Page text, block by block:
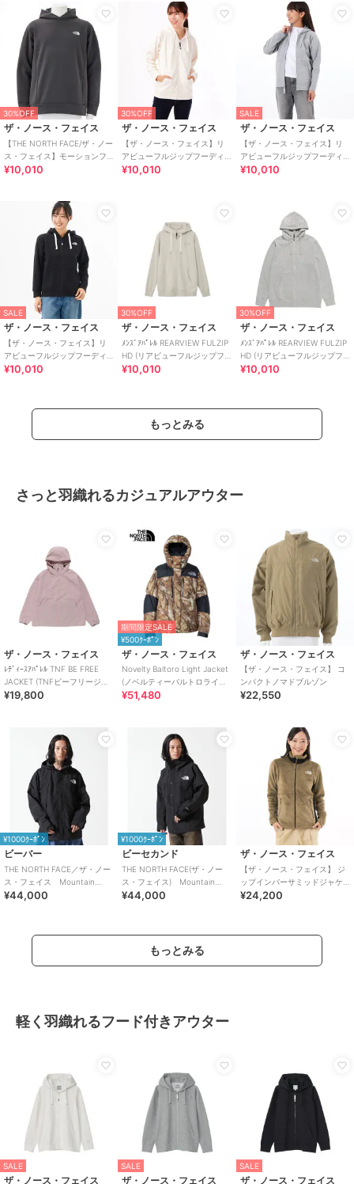
30%OFF
ザ・ノース・フェイス
【THE NORTH FACE/ザ・ノー
ス・フェイス】モーションフ
ーディ
¥10,010
30%OFF
ザ・ノース・フェイス
【ザ・ノース・フェイス】リ
アビューフルジップフーディ
（レディース）
¥10,010
SALE
ザ・ノース・フェイス
【ザ・ノース・フェイス】リ
アビューフルジップフーディ
（レディース）
¥10,010
SALE
ザ・ノース・フェイス
【ザ・ノース・フェイス】リ
アビューフルジップフーディ
（レディース）
¥10,010
30%OFF
ザ・ノース・フェイス
ﾒﾝｽﾞｱﾊﾟﾚﾙ REARVIEW FULZIP
HD (リアビューフルジップフ
ーディ)
¥10,010
30%OFF
ザ・ノース・フェイス
ﾒﾝｽﾞｱﾊﾟﾚﾙ REARVIEW FULZIP
HD (リアビューフルジップフ
ーディ)
¥10,010
もっとみる
さっと羽織れるカジュアルアウター
ザ・ノース・フェイス
ﾚﾃﾞｨｰｽｱﾊﾟﾚﾙ TNF BE FREE
JACKET (TNFビーフリージャ
ケット)
¥19,800
期間限定SALE
¥500ｸｰﾎﾟﾝ
ザ・ノース・フェイス
Novelty Baltoro Light Jacket
(ノベルティーバルトロライト
ジャケット)
¥51,480
ザ・ノース・フェイス
【ザ・ノース・フェイス】 コ
ンパクトノマドブルゾン
¥22,550
¥1000ｸｰﾎﾟﾝ
ビーバー
THE NORTH FACE／ザ・ノー
ス・フェイス Mountain
Light Jacket
¥44,000
¥1000ｸｰﾎﾟﾝ
ビーセカンド
THE NORTH FACE(ザ・ノー
ス・フェイス) Mountain
Light Jacket
¥44,000
ザ・ノース・フェイス
【ザ・ノース・フェイス】 ジ
ップインバーサミッドジャケ
ット
¥24,200
もっとみる
軽く羽織れるフード付きアウター
SALE
ザ・ノース・フェイス
SALE
ザ・ノース・フェイス
SALE
ザ・ノース・フェイス